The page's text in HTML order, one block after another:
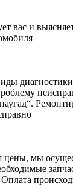
вас и
цены, мы